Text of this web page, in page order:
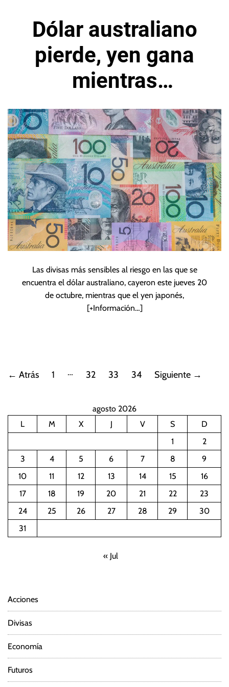
Dólar australiano
pierde, yen gana
mientras
sentimiento al
riesgo se complica
Las divisas más sensibles al riesgo en las que se
encuentra el dólar australiano, cayeron este jueves 20
de octubre, mientras que el yen japonés,
[+Información…]
g
i
a
c
i
e
e
n
t
← Atrás 1 … 32 33 34 Siguiente →
agosto 2026
L
M X J V S
D
1
2
3
4 5 6 7 8
9
10
11 12 13 14 15
16
17
18 19 20 21 22
23
24
25 26 27 28 29
30
31
« Jul
Acciones
Divisas
Economía
Futuros